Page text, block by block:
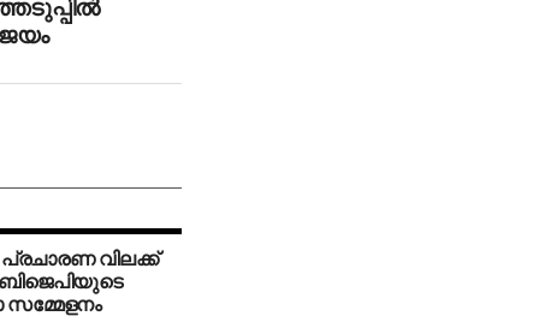
വിലക്ക്
ബിജെപിയുടെ
സമ്മേളനം